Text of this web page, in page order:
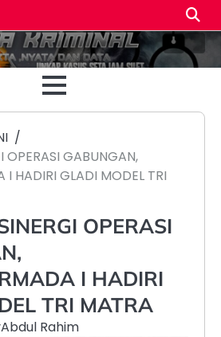
Beranda
OPERASI GABUNGAN,
I HADIRI GLADI MODEL TRI
OPERASI
I HADIRI
TRI MATRA
Abdul Rahim